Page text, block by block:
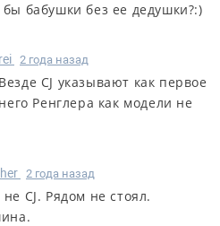
бабушки без ее дедушки?:)
2 года назад
CJ указывают как первое
Ренглера как модели не
2 года назад
СJ. Рядом не стоял.